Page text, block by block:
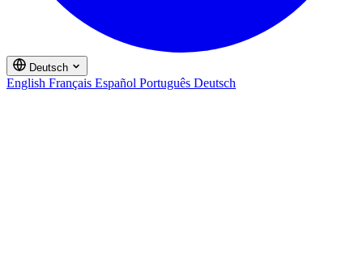
Deutsch
English Français Español Português Deutsch